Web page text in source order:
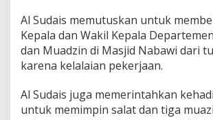
a
t
P
e
b
a
Al Sudais memutuskan untuk
Kepala dan Wakil Kepala
dan Muadzin di Masjid Nabawi dari
karena kelalaian pekerjaan.
Al Sudais juga memerintahkan
untuk memimpin salat dan tiga